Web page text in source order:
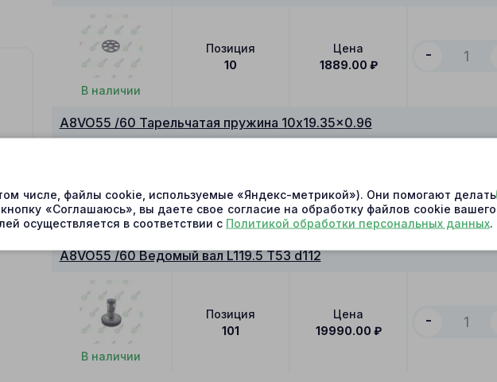
В наличии
Позиция
10
Цена
1889.00 ₽
-
A8VO55 /60 Тарельчатая пружина 10x19.35x0.96
В наличии
24
95.00₽
A8VO55 /60 Ведомый вал L119.5 T53 d112
В наличии
Позиция
101
Цена
19990.00 ₽
-
числе, файлы cookie, используемые «Яндекс-метрикой»). Они помогают делать
«Соглашаюсь», вы даете свое согласие на обработку файлов cookie вашего
осуществляется в соответствии с Политикой обработки персональных данных.